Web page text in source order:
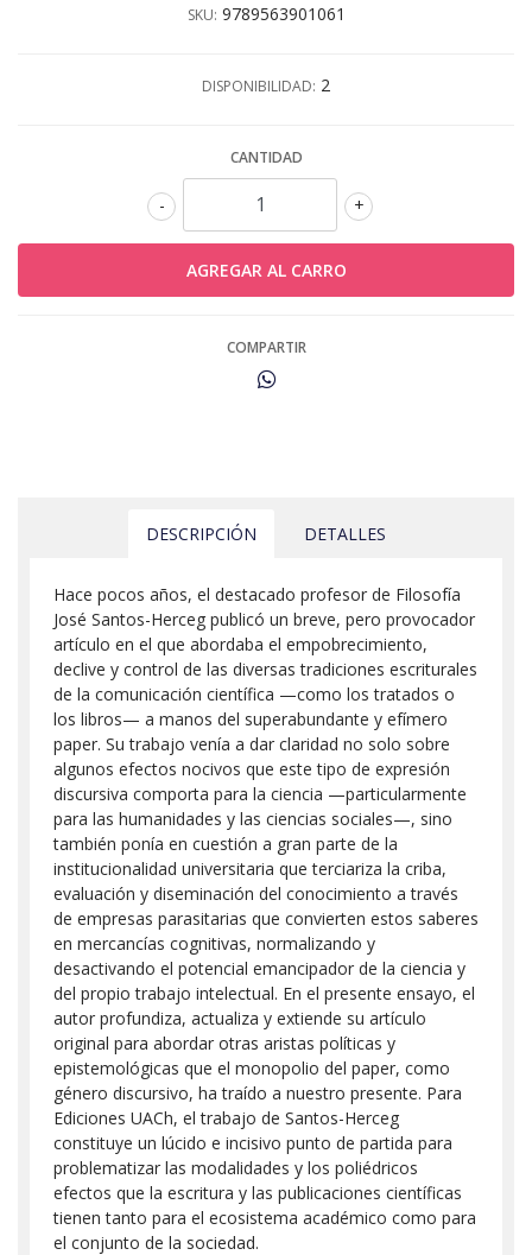
SKU: 9789563901061
DISPONIBILIDAD: 2
CANTIDAD
+
-
COMPARTIR
DESCRIPCIÓN DETALLES
Hace pocos años, el destacado profesor de Filosofía
José Santos-Herceg publicó un breve, pero provocador
artículo en el que abordaba el empobrecimiento,
declive y control de las diversas tradiciones escriturales
de la comunicación científica —como los tratados o
los libros— a manos del superabundante y efímero
paper. Su trabajo venía a dar claridad no solo sobre
algunos efectos nocivos que este tipo de expresión
discursiva comporta para la ciencia —particularmente
para las humanidades y las ciencias sociales—, sino
también ponía en cuestión a gran parte de la
institucionalidad universitaria que terciariza la criba,
evaluación y diseminación del conocimiento a través
de empresas parasitarias que convierten estos saberes
en mercancías cognitivas, normalizando y
desactivando el potencial emancipador de la ciencia y
del propio trabajo intelectual. En el presente ensayo, el
autor profundiza, actualiza y extiende su artículo
original para abordar otras aristas políticas y
epistemológicas que el monopolio del paper, como
género discursivo, ha traído a nuestro presente. Para
Ediciones UACh, el trabajo de Santos-Herceg
constituye un lúcido e incisivo punto de partida para
problematizar las modalidades y los poliédricos
efectos que la escritura y las publicaciones científicas
tienen tanto para el ecosistema académico como para
el conjunto de la sociedad.